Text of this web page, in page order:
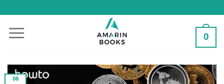
to
content
0
08